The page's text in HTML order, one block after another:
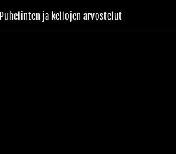
Puhelinten ja kellojen arvostelut